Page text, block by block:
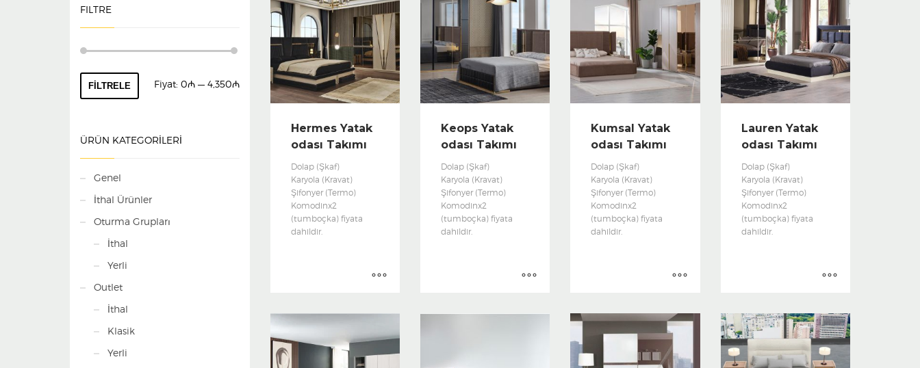
Hermes Yatak
odası Takımı
Dolap (Şkaf)
Karyola (Kravat)
Şifonyer (Termo)
Komodinx2
(tumboçka) fiyata
dahildir.
Keops Yatak
odası Takımı
Dolap (Şkaf)
Karyola (Kravat)
Şifonyer (Termo)
Komodinx2
(tumboçka) fiyata
dahildir.
Kumsal Yatak
odası Takımı
Dolap (Şkaf)
Karyola (Kravat)
Şifonyer (Termo)
Komodinx2
(tumboçka) fiyata
dahildir.
Lauren Yatak
odası Takımı
Dolap (Şkaf)
Karyola (Kravat)
Şifonyer (Termo)
Komodinx2
(tumboçka) fiyata
dahildir.
FILTRE
FILTRELE Fiyat: 0₼— 4,350₼
ÜRÜN KATEGORILERI
Genel
İthal Ürünler
Oturma Grupları
İthal
Yerli
Outlet
İthal
Klasik
Yerli